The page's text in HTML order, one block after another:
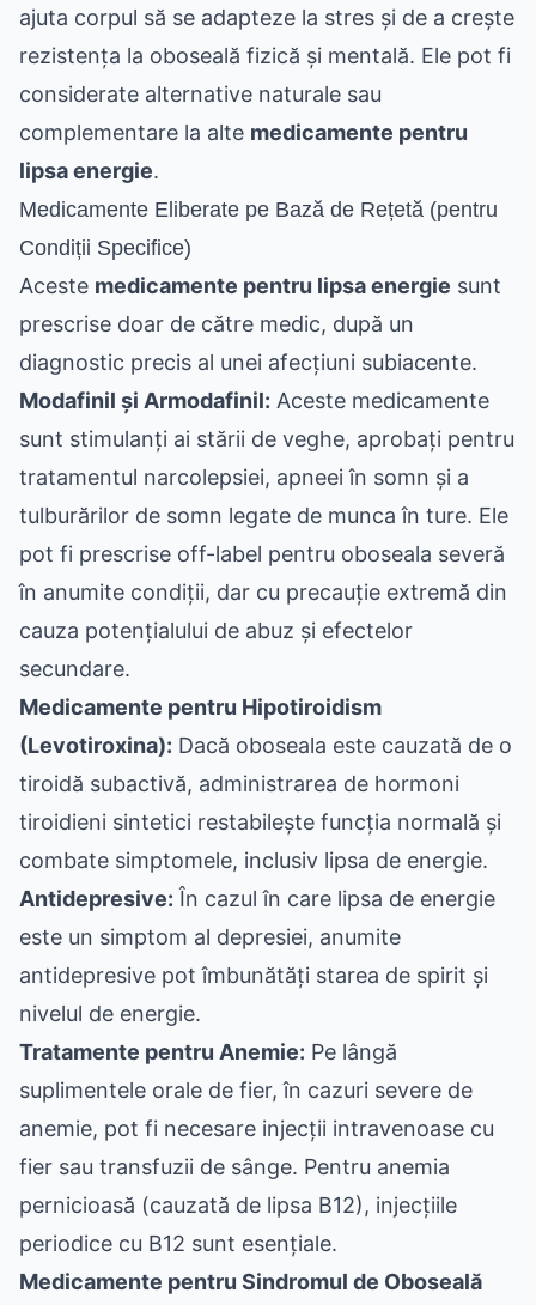
ajuta corpul să se adapteze la stres și de a crește
rezistența la oboseală fizică și mentală. Ele pot fi
considerate alternative naturale sau
complementare la alte medicamente pentru
lipsa energie.
Medicamente Eliberate pe Bază de Rețetă (pentru
Condiții Specifice)
Aceste medicamente pentru lipsa energie sunt
prescrise doar de către medic, după un
diagnostic precis al unei afecțiuni subiacente.
Modafinil și Armodafinil: Aceste medicamente
sunt stimulanți ai stării de veghe, aprobați pentru
tratamentul narcolepsiei, apneei în somn și a
tulburărilor de somn legate de munca în ture. Ele
pot fi prescrise off-label pentru oboseala severă
în anumite condiții, dar cu precauție extremă din
cauza potențialului de abuz și efectelor
secundare.
Medicamente pentru Hipotiroidism
(Levotiroxina): Dacă oboseala este cauzată de o
tiroidă subactivă, administrarea de hormoni
tiroidieni sintetici restabilește funcția normală și
combate simptomele, inclusiv lipsa de energie.
Antidepresive: În cazul în care lipsa de energie
este un simptom al depresiei, anumite
antidepresive pot îmbunătăți starea de spirit și
nivelul de energie.
Tratamente pentru Anemie: Pe lângă
suplimentele orale de fier, în cazuri severe de
anemie, pot fi necesare injecții intravenoase cu
fier sau transfuzii de sânge. Pentru anemia
pernicioasă (cauzată de lipsa B12), injecțiile
periodice cu B12 sunt esențiale.
Medicamente pentru Sindromul de Oboseală